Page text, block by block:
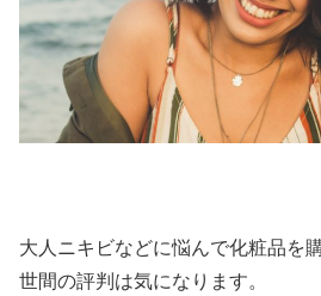
大人ニキビなどに悩んで化粧品を
世間の評判は気になります。